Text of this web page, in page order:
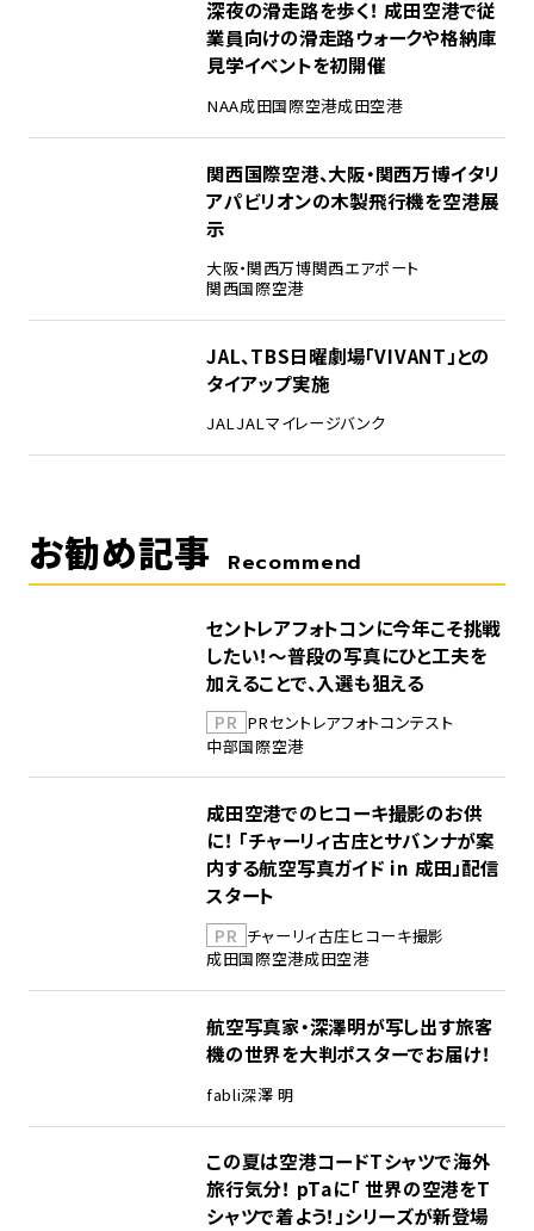
深夜の滑走路を歩く！ 成田空港で従
業員向けの滑走路ウォークや格納庫
見学イベントを初開催
NAA成田国際空港成田空港
関西国際空港、大阪・関西万博イタリ
アパビリオンの木製飛行機を空港展
示
大阪・関西万博関西エアポート
関西国際空港
JAL、TBS日曜劇場「VIVANT」との
タイアップ実施
JALJALマイレージバンク
お勧め記事 Recommend
セントレアフォトコンに今年こそ挑戦
したい！～普段の写真にひと工夫を
加えることで、入選も狙える
PR PRセントレアフォトコンテスト
中部国際空港
成田空港でのヒコーキ撮影のお供
に！ 「チャーリィ古庄とサバンナが案
内する航空写真ガイド in 成田」配信
スタート
PR チャーリィ古庄ヒコーキ撮影
成田国際空港成田空港
航空写真家・深澤明が写し出す旅客
機の世界を大判ポスターでお届け！
fabli深澤 明
この夏は空港コードTシャツで海外
旅行気分！ pTaに「 世界の空港をT
シャツで着よう！」シリーズが新登場